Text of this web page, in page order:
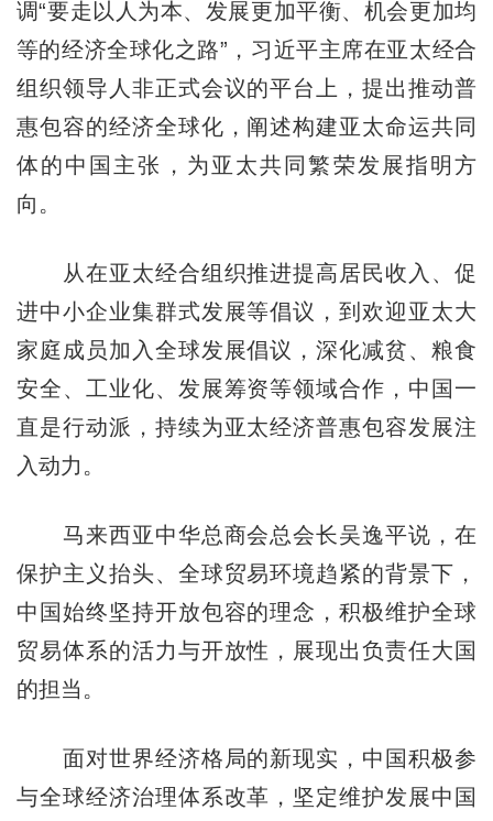
调“要走以人为本、发展更加平衡、机会更加均
等的经济全球化之路”，习近平主席在亚太经合
组织领导人非正式会议的平台上，提出推动普
惠包容的经济全球化，阐述构建亚太命运共同
体的中国主张，为亚太共同繁荣发展指明方
向。
从在亚太经合组织推进提高居民收入、促
进中小企业集群式发展等倡议，到欢迎亚太大
家庭成员加入全球发展倡议，深化减贫、粮食
安全、工业化、发展筹资等领域合作，中国一
直是行动派，持续为亚太经济普惠包容发展注
入动力。
马来西亚中华总商会总会长吴逸平说，在
保护主义抬头、全球贸易环境趋紧的背景下，
中国始终坚持开放包容的理念，积极维护全球
贸易体系的活力与开放性，展现出负责任大国
的担当。
面对世界经济格局的新现实，中国积极参
与全球经济治理体系改革，坚定维护发展中国